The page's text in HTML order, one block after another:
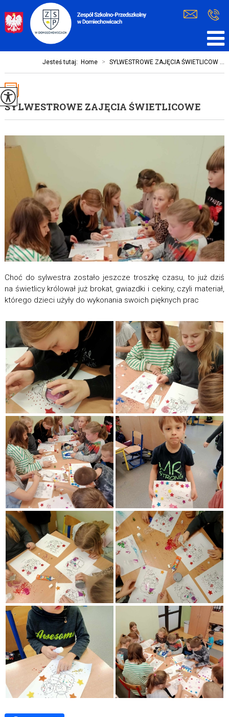
Jesteś tutaj: Home > SYLWESTROWE ZAJĘCIA ŚWIETLICOW ...
SYLWESTROWE ZAJĘCIA ŚWIETLICOWE
Choć do sylwestra zostało jeszcze troszkę czasu, to już dziś
na świetlicy królował już brokat, gwiazdki i cekiny, czyli materiał,
którego dzieci użyły do wykonania swoich pięknych prac